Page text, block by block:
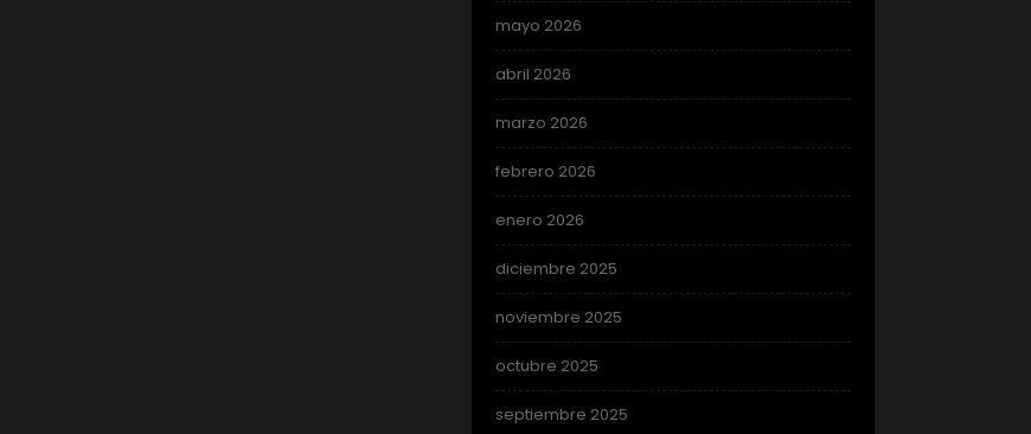
mayo 2026
abril 2026
marzo 2026
febrero 2026
enero 2026
diciembre 2025
noviembre 2025
octubre 2025
septiembre 2025